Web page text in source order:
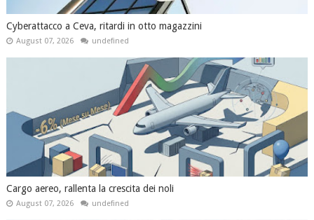
Cyberattacco a Ceva, ritardi in otto magazzini
August 07, 2026 undefined
Cargo aereo, rallenta la crescita dei noli
August 07, 2026 undefined